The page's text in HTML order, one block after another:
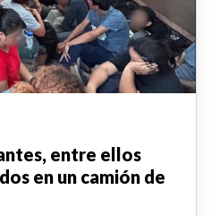
entre ellos
en un camión de